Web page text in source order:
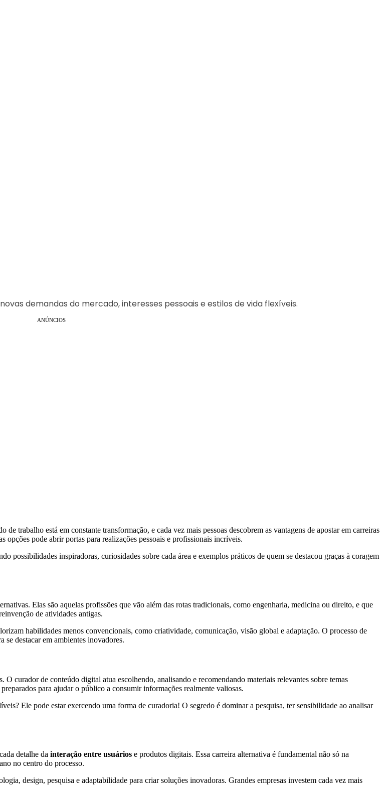
demandas do mercado, interesses pessoais e estilos de vida flexíveis.
ANÚNCIOS
trabalho está em constante transformação, e cada vez mais pessoas descobrem as vantagens de apostar em carreiras
pode abrir portas para realizações pessoais e profissionais incríveis.
possibilidades inspiradoras, curiosidades sobre cada área e exemplos práticos de quem se destacou graças à coragem
Elas são aquelas profissões que vão além das rotas tradicionais, como engenharia, medicina ou direito, e que
de atividades antigas.
habilidades menos convencionais, como criatividade, comunicação, visão global e adaptação. O processo de
se destacar em ambientes inovadores.
curador de conteúdo digital atua escolhendo, analisando e recomendando materiais relevantes sobre temas
para ajudar o público a consumir informações realmente valiosas.
Ele pode estar exercendo uma forma de curadoria! O segredo é dominar a pesquisa, ter sensibilidade ao analisar
detalhe da interação entre usuários e produtos digitais. Essa carreira alternativa é fundamental não só na
no centro do processo.
design, pesquisa e adaptabilidade para criar soluções inovadoras. Grandes empresas investem cada vez mais